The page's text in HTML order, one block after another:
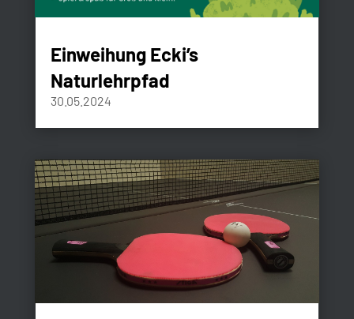
Einweihung Ecki’s
Naturlehrpfad
30.05.2024